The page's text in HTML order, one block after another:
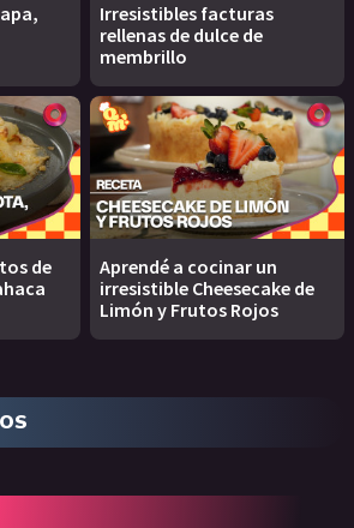
Irresistibles facturas
rellenas de dulce de
membrillo
de
Aprendé a cocinar un
irresistible Cheesecake de
Limón y Frutos Rojos